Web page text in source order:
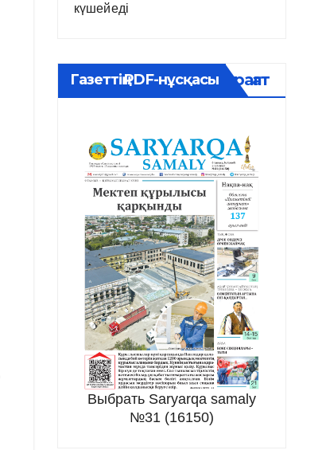
күшейеді
Газеттің PDF-нұсқасыМұрағат
Выбрать Saryarqa samaly
№31 (16150)